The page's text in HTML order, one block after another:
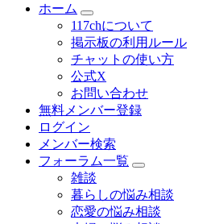
ホーム
117chについて
掲示板の利用ルール
チャットの使い方
公式X
お問い合わせ
無料メンバー登録
ログイン
メンバー検索
フォーラム一覧
雑談
暮らしの悩み相談
恋愛の悩み相談